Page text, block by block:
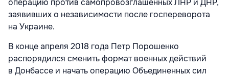
операцию против самопровозглашенных ЛНР и ДНР,
заявивших о независимости после госпереворота
на Украине.
В конце апреля 2018 года Петр Порошенко
распорядился сменить формат военных действий
в Донбассе и начать операцию Объединенных сил